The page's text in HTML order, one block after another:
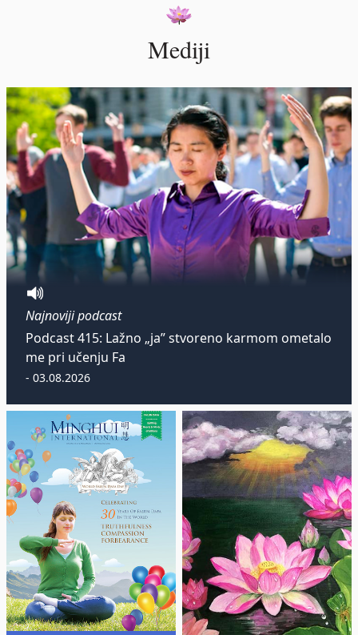
Mediji
Najnoviji podcast
Podcast 415: Lažno „ja” stvoreno karmom ometalo
me pri učenju Fa
- 03.08.2026